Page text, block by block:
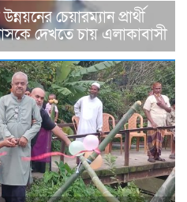
চেয়ারম্যান প্রার্থী
দেখতে চায় এলাকাবাসী